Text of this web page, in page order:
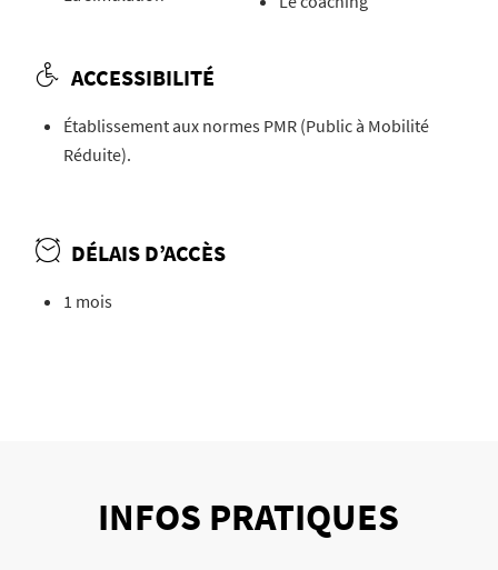
ACCESSIBILITÉ
Établissement aux normes PMR (Public à Mobilité
Réduite).
DÉLAIS D’ACCÈS
1 mois
INFOS PRATIQUES